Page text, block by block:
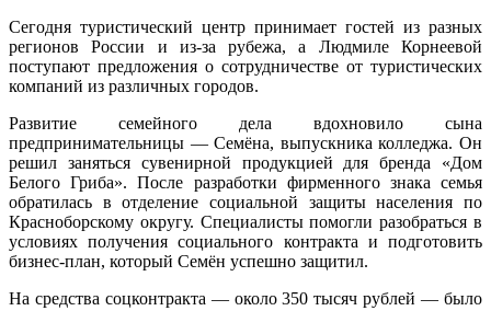
Сегодня туристический центр принимает гостей из разных
регионов России и из-за рубежа, а Людмиле Корнеевой
поступают предложения о сотрудничестве от туристических
компаний из различных городов.
Развитие семейного дела вдохновило сына
предпринимательницы — Семёна, выпускника колледжа. Он
решил заняться сувенирной продукцией для бренда «Дом
Белого Гриба». После разработки фирменного знака семья
обратилась в отделение социальной защиты населения по
Красноборскому округу. Специалисты помогли разобраться в
условиях получения социального контракта и подготовить
бизнес-план, который Семён успешно защитил.
На средства соцконтракта — около 350 тысяч рублей — было